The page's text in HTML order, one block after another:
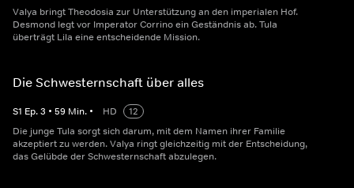
Valya bringt Theodosia zur Unterstützung an den imperialen Hof.
Desmond legt vor Imperator Corrino ein Geständnis ab. Tula
überträgt Lila eine entscheidende Mission.
Die Schwesternschaft über alles
S1 Ep.3 • 59 Min. • HD
12
Die junge Tula sorgt sich darum, mit dem Namen ihrer Familie
akzeptiert zu werden. Valya ringt gleichzeitig mit der Entscheidung,
das Gelübde der Schwesternschaft abzulegen.